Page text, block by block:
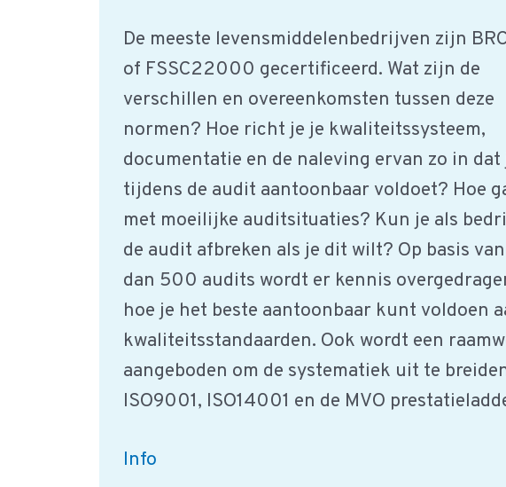
De meeste levensmiddelenbedrijven zijn
of FSSC22000 gecertificeerd. Wat zijn de
verschillen en overeenkomsten tussen deze
normen? Hoe richt je je kwaliteitssysteem,
documentatie en de naleving ervan zo in dat
tijdens de audit aantoonbaar voldoet? Hoe
met moeilijke auditsituaties? Kun je als
de audit afbreken als je dit wilt? Op basis
dan 500 audits wordt er kennis
hoe je het beste aantoonbaar kunt voldoen
kwaliteitsstandaarden. Ook wordt een
aangeboden om de systematiek uit te
ISO9001, ISO14001 en de MVO
FSC
Info